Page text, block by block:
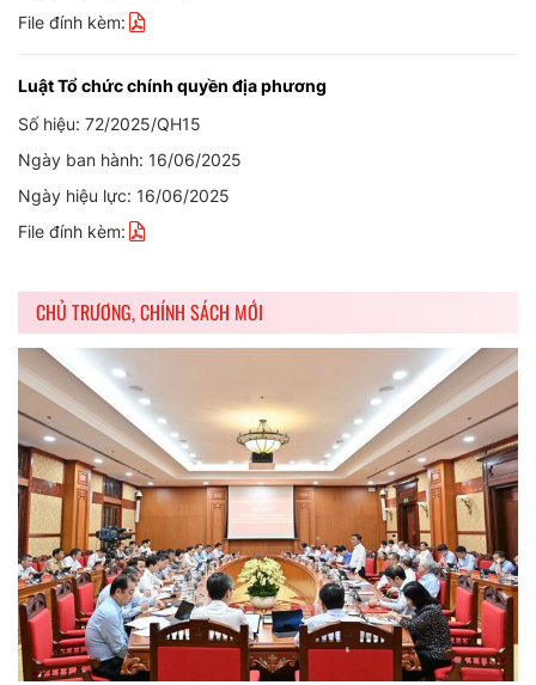
File đính kèm:
Luật Tổ chức chính quyền địa phương
Số hiệu: 72/2025/QH15
Ngày ban hành: 16/06/2025
Ngày hiệu lực: 16/06/2025
File đính kèm:
CHỦ TRƯƠNG, CHÍNH SÁCH MỚI